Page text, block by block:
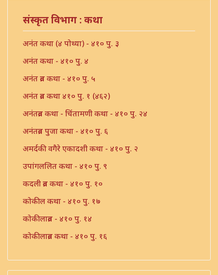
संस्कृत विभाग : कथा
अनंत कथा (४ पोथ्या) - ४१० पु. ३
अनंत कथा - ४१० पु. ४
अनंत व्रत कथा - ४१० पु. ५
अनंत व्रत कथा ४१० पु. १ (४६२)
अनंतव्रत कथा - चिंतामणी कथा - ४१० पु. २४
अनंतव्रत पुजा कथा - ४१० पु. ६
अमर्दकी वगैरे एकादशी कथा - ४१० पु. २
उपांगललित कथा - ४१० पु. ९
कदली व्रत कथा - ४१० पु. १०
कोकील कथा - ४१० पु. १७
कोकीलाव्रत - ४१० पु. १४
कोकीलाव्रत कथा - ४१० पु. १६
दशरथ ललिता व्रत कथा - ४१० पु. २६